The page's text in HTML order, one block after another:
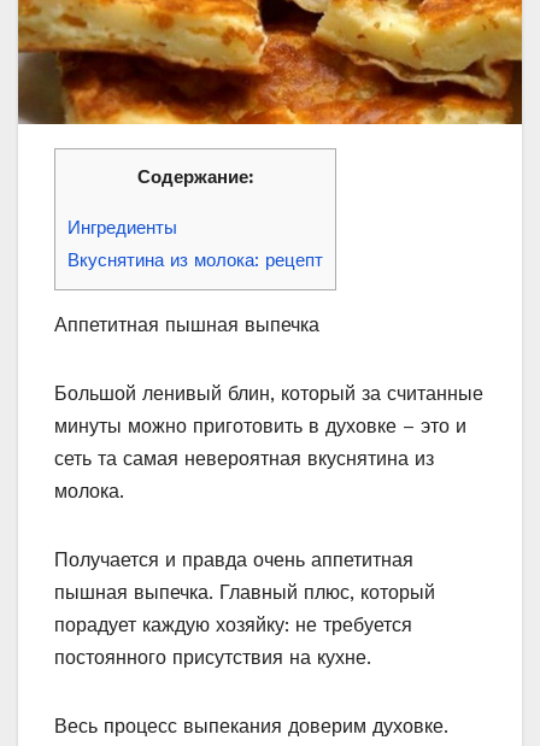
Содержание:
Ингредиенты
Вкуснятина из молока: рецепт
Аппетитная пышная выпечка
Большой ленивый блин, который за считанные
минуты можно приготовить в духовке – это и
сеть та самая невероятная вкуснятина из
молока.
Получается и правда очень аппетитная
пышная выпечка. Главный плюс, который
порадует каждую хозяйку: не требуется
постоянного присутствия на кухне.
Весь процесс выпекания доверим духовке.